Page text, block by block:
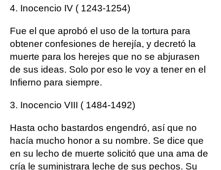
4. Inocencio IV ( 1243-1254)
Fue el que aprobó el uso de la tortura para
obtener confesiones de herejía, y decretó la
muerte para los herejes que no se abjurasen
de sus ideas. Solo por eso le voy a tener en el
Infierno para siempre.
3. Inocencio VIII ( 1484-1492)
Hasta ocho bastardos engendró, así que no
hacía mucho honor a su nombre. Se dice que
en su lecho de muerte solicitó que una ama de
cría le suministrara leche de sus pechos. Su